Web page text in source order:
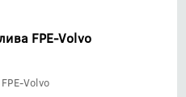
FPE-Volvo
Volvo